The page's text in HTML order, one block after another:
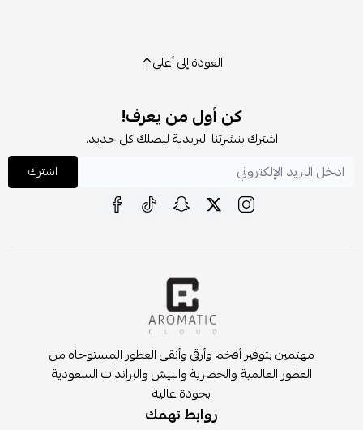
العودة إلى أعلى
كن أول من يعرف!
اشترك بنشرتنا البريدية ليصلك كل جديد.
اشترك
مهتمين بتوفير أفخم وأرقى وأنقى العطور المستوحاه من
العطور العالمية والحصرية والنيش والبراندات السعودية
بجودة عالية
روابط تهمك